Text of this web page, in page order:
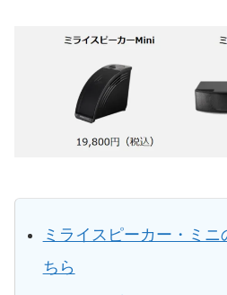
ミライスピーカー・ミニ
ちら